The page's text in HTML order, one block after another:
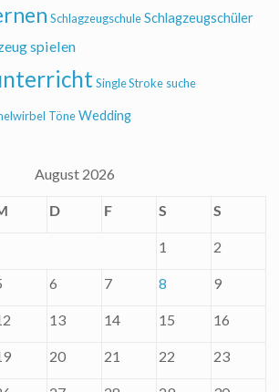
Schlagzeugschule Schlagzeugschüler
spielen
Single Stroke suche
Töne Wedding
August 2026
D F S S
1 2
6 7 8 9
13 14 15 16
20 21 22 23